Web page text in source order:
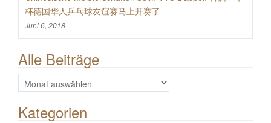
杯德国华人乒乓球友谊赛马上开赛了
Juni 6, 2018
Alle Beiträge
Alle
Beiträge
Kategorien